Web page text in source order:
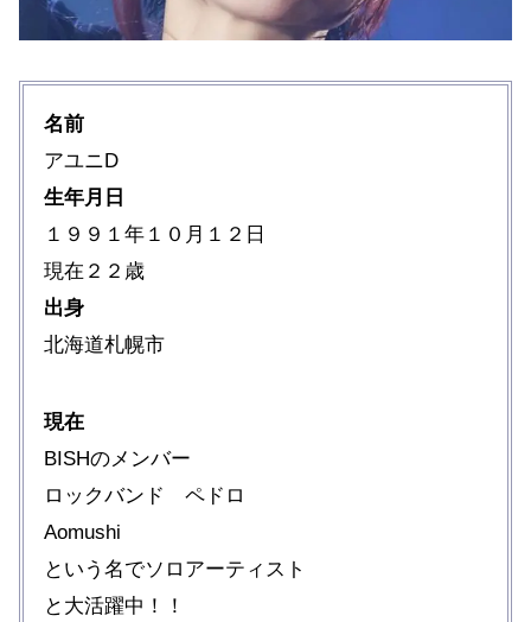
名前
アユニD
生年月日
１９９１年１０月１２日
現在２２歳
出身
北海道札幌市
現在
BISHのメンバー
ロックバンド ペドロ
Aomushi
という名でソロアーティスト
と大活躍中！！